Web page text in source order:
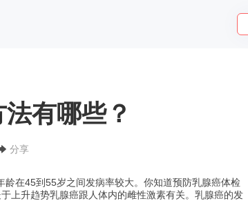
有哪些？
分享
在45到55岁之间发病率较大。你知道预防乳腺癌体检
上升趋势乳腺癌跟人体内的雌性激素有关。乳腺癌的发